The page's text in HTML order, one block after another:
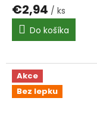
€2,94 / ks
Do košíka
Akce
Bez lepku